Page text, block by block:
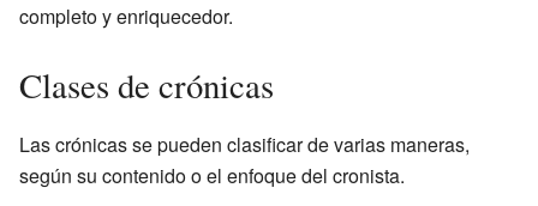
completo y enriquecedor.
Clases de crónicas
Las crónicas se pueden clasificar de varias maneras,
según su contenido o el enfoque del cronista.